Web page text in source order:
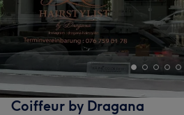
Coiffeur by Dragana